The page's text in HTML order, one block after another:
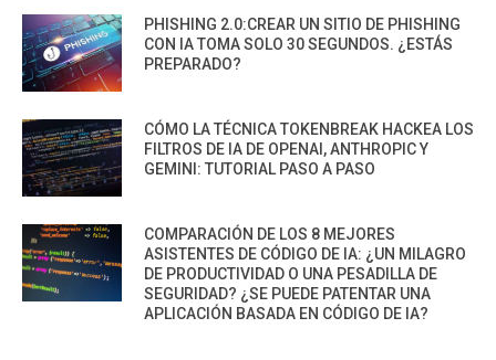
PHISHING 2.0:CREAR UN SITIO DE PHISHING
CON IA TOMA SOLO 30 SEGUNDOS. ¿ESTÁS
PREPARADO?
CÓMO LA TÉCNICA TOKENBREAK HACKEA LOS
FILTROS DE IA DE OPENAI, ANTHROPIC Y
GEMINI: TUTORIAL PASO A PASO
COMPARACIÓN DE LOS 8 MEJORES
ASISTENTES DE CÓDIGO DE IA: ¿UN MILAGRO
DE PRODUCTIVIDAD O UNA PESADILLA DE
SEGURIDAD? ¿SE PUEDE PATENTAR UNA
APLICACIÓN BASADA EN CÓDIGO DE IA?